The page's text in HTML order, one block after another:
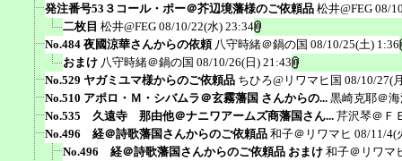
発注番号53３コール・ポー＠芥辺境藩様のご依頼品 松井@FEG 08/
二枚目 松井@FEG 08/10/22(水) 23:34
No.484 夜國涼華さんからの依頼 八守時緒＠鍋の国 08/10/25(土) 1:36
おまけ 八守時緒＠鍋の国 08/10/26(日) 21:43
No.529 ヤガミユマ様からのご依頼品 ちひろ@リワマヒ国 08/10/27(
No.510 アポロ・Ｍ・シバムラ＠玄霧藩国 さんからの... 黒崎克耶＠
No.535 久遠寺 那由他＠ナニワアームズ商藩国さん... 芹沢琴＠Ｆ
No.496 経＠詩歌藩国さんからのご依頼品 和子＠リワマヒ 08/11/4(
No.496 経＠詩歌藩国さんからのご依頼品 おまけ 和子＠リワマ